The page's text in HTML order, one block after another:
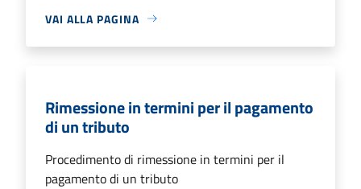
VAI ALLA PAGINA
Rimessione in termini per il pagamento
di un tributo
Procedimento di rimessione in termini per il
pagamento di un tributo